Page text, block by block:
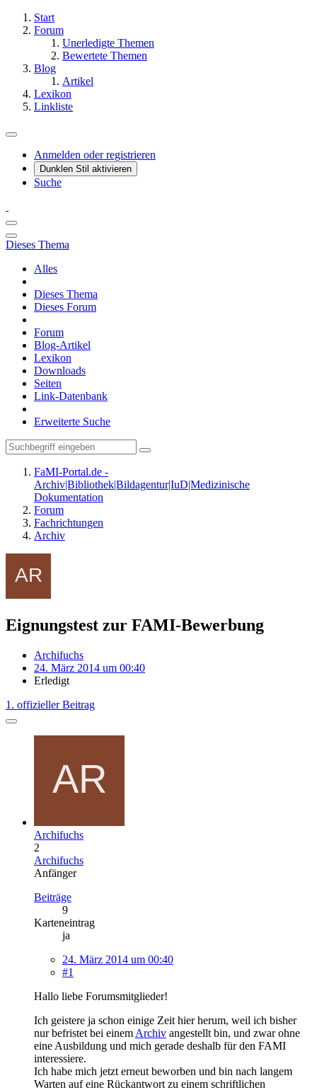
Start
Forum
Unerledigte Themen
Bewertete Themen
Blog
Artikel
Lexikon
Linkliste
Anmelden oder registrieren
Dunklen Stil aktivieren
Suche
Dieses Thema
Alles
Dieses Thema
Dieses Forum
Forum
Blog-Artikel
Lexikon
Downloads
Seiten
Link-Datenbank
Erweiterte Suche
FaMI-Portal.de -
Archiv|Bibliothek|Bildagentur|IuD|Medizinische
Dokumentation
Forum
Fachrichtungen
Archiv
Eignungstest zur FAMI-Bewerbung
Archifuchs
24. März 2014 um 00:40
Erledigt
1. offizieller Beitrag
Archifuchs
2
Archifuchs
Anfänger
Beiträge
9
Karteneintrag
ja
24. März 2014 um 00:40
#1
Hallo liebe Forumsmitglieder!
Ich geistere ja schon einige Zeit hier herum, weil ich bisher
nur befristet bei einem Archiv angestellt bin, und zwar ohne
eine Ausbildung und mich gerade deshalb für den FAMI
interessiere.
Ich habe mich jetzt erneut beworben und bin nach langem
Warten auf eine Rückantwort zu einem schriftlichen